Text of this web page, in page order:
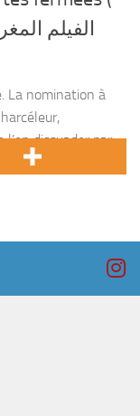
La nomination à
dissuader par